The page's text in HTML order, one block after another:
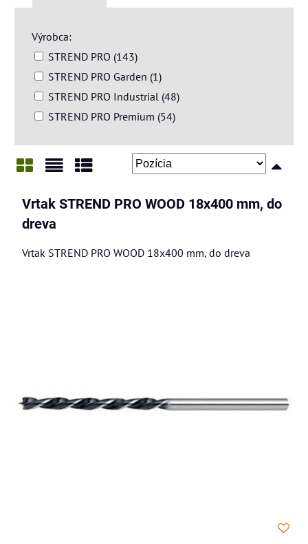
Výrobca:
STREND PRO (143)
STREND PRO Garden (1)
STREND PRO Industrial (48)
STREND PRO Premium (54)
Vrtak STREND PRO WOOD 18x400 mm, do
dreva
Vrtak STREND PRO WOOD 18x400 mm, do dreva